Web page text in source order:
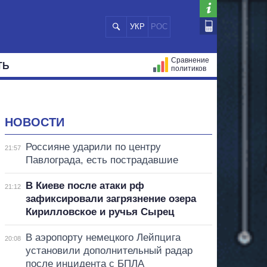
УКР РОС
Сравнение
политиков
НОВОСТИ
21:57
Россияне ударили по центру
Павлограда, есть пострадавшие
21:12
В Киеве после атаки рф
зафиксировали загрязнение озера
Кирилловское и ручья Сырец
20:08
В аэропорту немецкого Лейпцига
установили дополнительный радар
после инцидента с БПЛА